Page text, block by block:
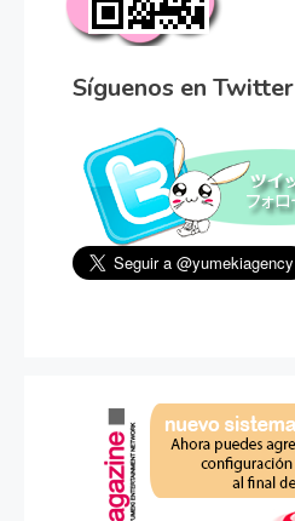
Síguenos en Twitter